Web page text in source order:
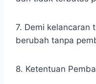
7. Demi kelancaran
berubah tanpa
8. Ketentuan